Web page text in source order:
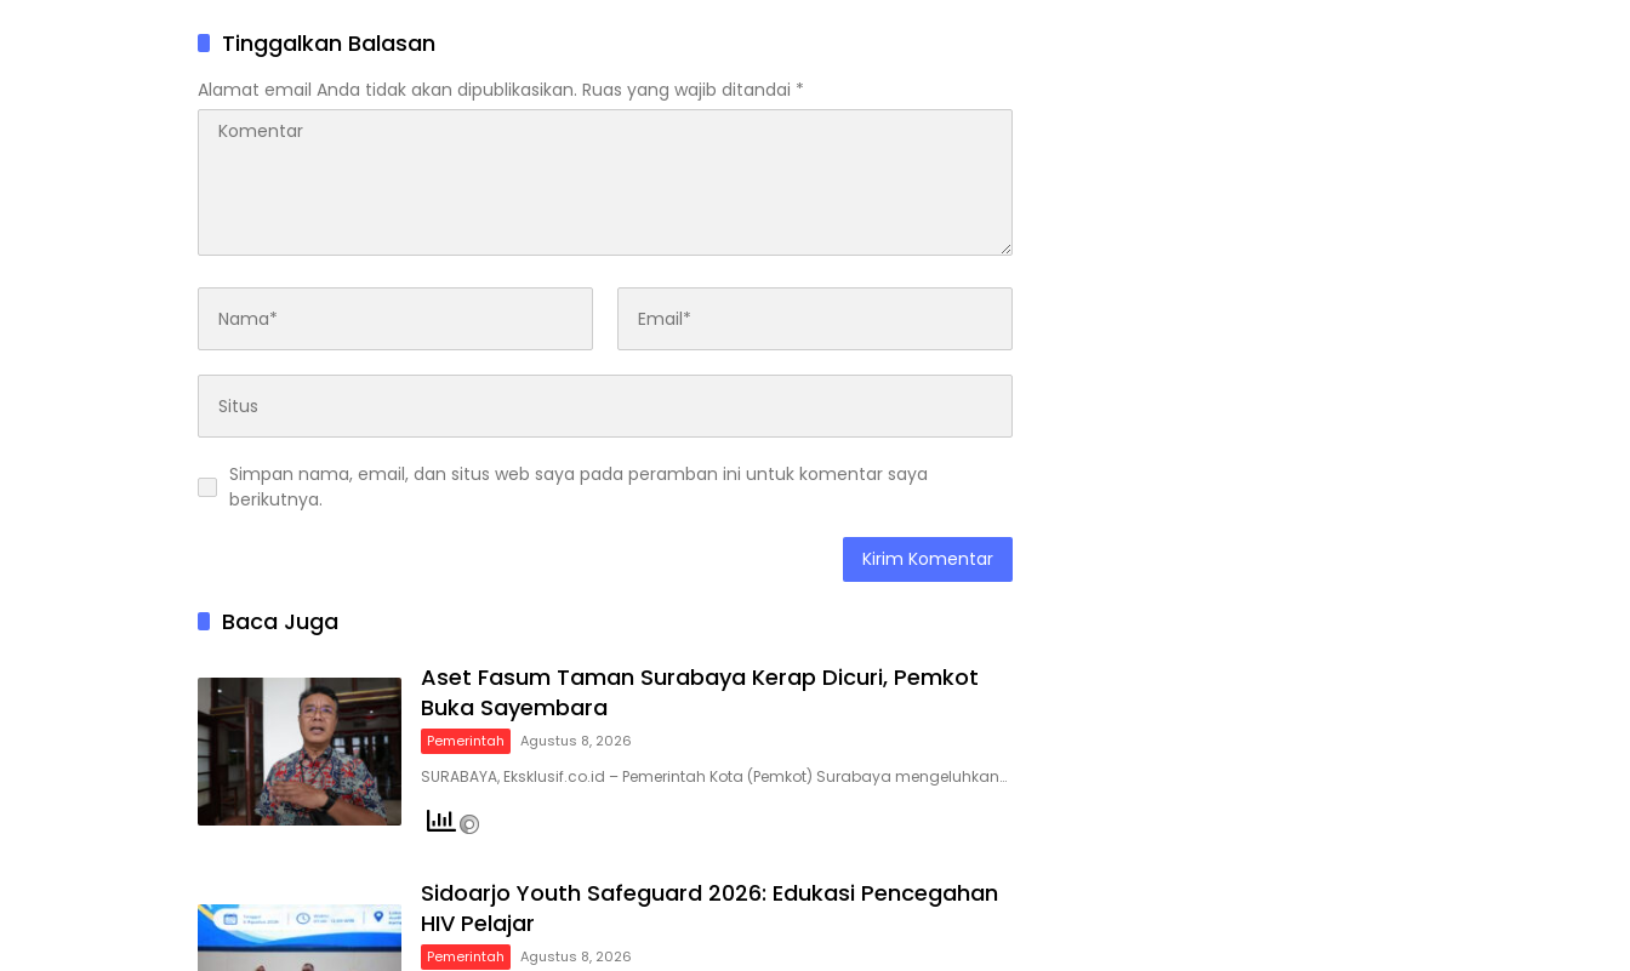
Tinggalkan Balasan
Alamat email Anda tidak akan dipublikasikan. Ruas yang wajib ditandai *
Simpan nama, email, dan situs web saya pada peramban ini untuk komentar saya
berikutnya.
Baca Juga
Aset Fasum Taman Surabaya Kerap Dicuri, Pemkot
Buka Sayembara
Pemerintah Agustus 8, 2026
SURABAYA, Eksklusif.co.id – Pemerintah Kota (Pemkot) Surabaya mengeluhkan…
Sidoarjo Youth Safeguard 2026: Edukasi Pencegahan
HIV Pelajar
Pemerintah Agustus 8, 2026